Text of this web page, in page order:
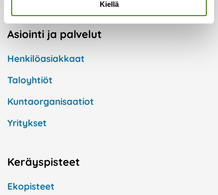
Kiellä
Asiointi ja palvelut
Henkilöasiakkaat
Taloyhtiöt
Kuntaorganisaatiot
Yritykset
Keräyspisteet
Ekopisteet